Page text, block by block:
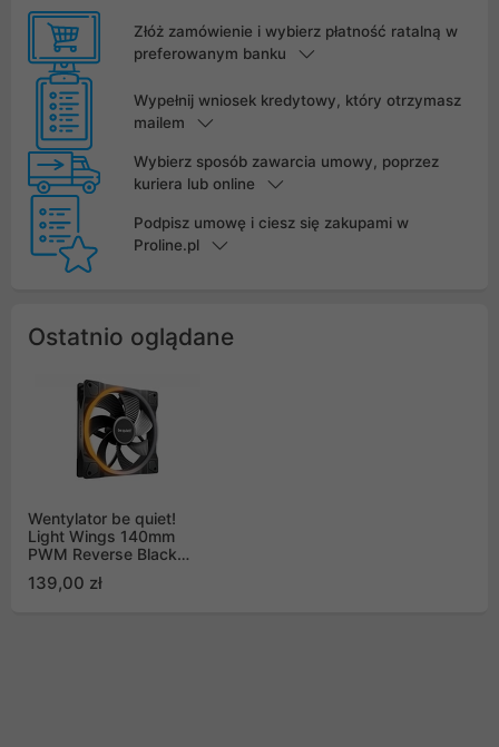
Złóż zamówienie i wybierz płatność ratalną w
preferowanym banku
Wypełnij wniosek kredytowy, który otrzymasz
mailem
Wybierz sposób zawarcia umowy, poprzez
kuriera lub online
Podpisz umowę i ciesz się zakupami w
Proline.pl
Ostatnio oglądane
Wentylator be quiet!
Light Wings 140mm
PWM Reverse Black
139,00 zł